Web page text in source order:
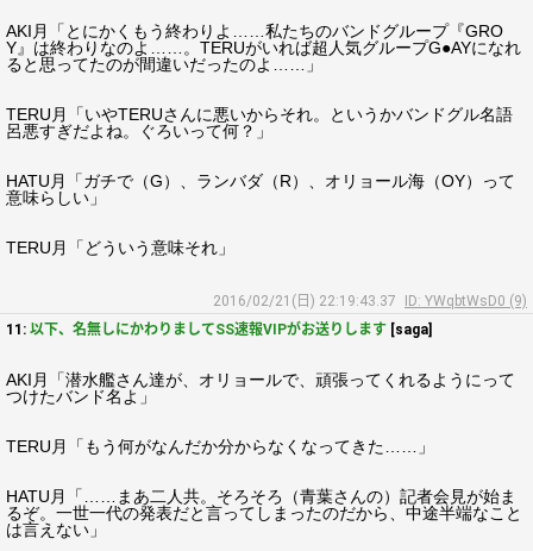
AKI月「とにかくもう終わりよ……私たちのバンドグループ『GRO
Y』は終わりなのよ……。TERUがいれば超人気グループG●AYになれ
ると思ってたのが間違いだったのよ……」
TERU月「いやTERUさんに悪いからそれ。というかバンドグル名語
呂悪すぎだよね。ぐろいって何？」
HATU月「ガチで（G）、ランバダ（R）、オリョール海（OY）って
意味らしい」
TERU月「どういう意味それ」
2016/02/21(日) 22:19:43.37
ID: YWqbtWsD0 (9)
11: 以下、名無しにかわりましてSS速報VIPがお送りします [saga]
AKI月「潜水艦さん達が、オリョールで、頑張ってくれるようにって
つけたバンド名よ」
TERU月「もう何がなんだか分からなくなってきた……」
HATU月「……まあ二人共。そろそろ（青葉さんの）記者会見が始ま
るぞ。一世一代の発表だと言ってしまったのだから、中途半端なこと
は言えない」